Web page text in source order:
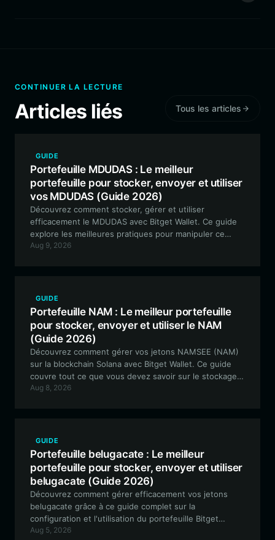
CONTINUER LA LECTURE
Articles liés Tous les articles
GUIDE
Portefeuille MDUDAS : Le meilleur
portefeuille pour stocker, envoyer et utiliser
vos MDUDAS (Guide 2026)
Découvrez comment stocker, gérer et utiliser
efficacement le MDUDAS avec Bitget Wallet. Ce guide
explore les meilleures pratiques pour manipuler ce
jeton mème basé sur Solana tout en tirant parti de la
Aug 9, 2026
GUIDE
Portefeuille NAM : Le meilleur portefeuille
pour stocker, envoyer et utiliser le NAM
(Guide 2026)
Découvrez comment gérer vos jetons NAMSEE (NAM)
sur la blockchain Solana avec Bitget Wallet. Ce guide
couvre tout ce que vous devez savoir sur le stockage
sécurisé, le trading à haute vitesse et la participation à
Aug 8, 2026
GUIDE
Portefeuille belugacate : Le meilleur
portefeuille pour stocker, envoyer et utiliser
belugacate (Guide 2026)
Découvrez comment gérer efficacement vos jetons
belugacate grâce à ce guide complet sur la
configuration et l'utilisation du portefeuille Bitget
Wallet. Apprenez pourquoi c'est le choix privilégié pour
Aug 5, 2026